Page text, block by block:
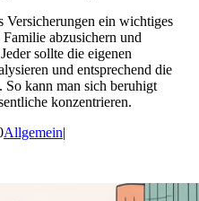
Versicherungen ein wichtiges
abzusichern und
sollte die eigenen
und entsprechend die
So kann man sich beruhigt
konzentrieren.
Allgemein|